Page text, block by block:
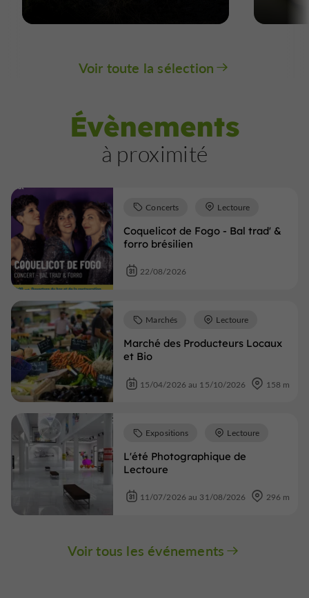
Voir toute la sélection
Évènements
à proximité
Coquelicot de Fogo - Bal trad' &
forro brésilien
Concerts Lectoure
22/08/2026
Marché des Producteurs Locaux
et Bio
Marchés Lectoure
15/04/2026 au 15/10/2026 158 m
L'été Photographique de
Lectoure
Expositions Lectoure
11/07/2026 au 31/08/2026 296 m
Voir tous les événements